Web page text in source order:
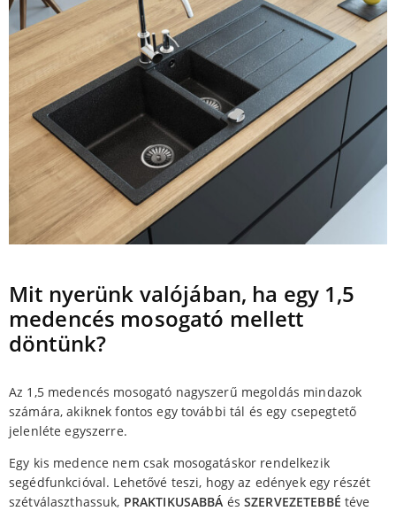
Mit nyerünk valójában, ha egy 1,5
medencés mosogató mellett
döntünk?
Az 1,5 medencés mosogató nagyszerű megoldás mindazok
számára, akiknek fontos egy további tál és egy csepegtető
jelenléte egyszerre.
Egy kis medence nem csak mosogatáskor rendelkezik
segédfunkcióval. Lehetővé teszi, hogy az edények egy részét
szétválaszthassuk, PRAKTIKUSABBÁ ésSZERVEZETEBBÉ téve